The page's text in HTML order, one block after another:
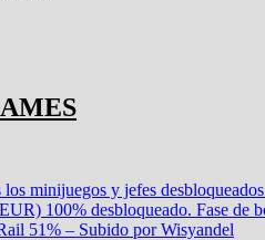
minijuegos y jefes
100% desbloqueado. Fase de
51% – Subido por Wisyandel